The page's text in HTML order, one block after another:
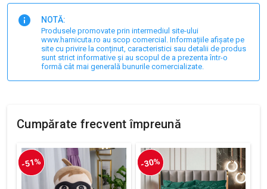
NOTĂ:
Produsele promovate prin intermediul site-ului
www.harnicuta.ro au scop comercial. Informațiile afișate pe
site cu privire la conținut, caracteristici sau detalii de produs
sunt strict informative și au scopul de a prezenta într-o
formă cât mai generală bunurile comercializate.
Cumpărate frecvent împreună
-51% -30%